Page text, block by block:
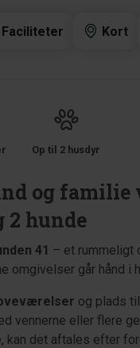
Faciliteter Kort
Op til 2 husdyr
og familie
2 hunde
41 – et rummeligt
omgivelser går hånd i
og plads
vennerne eller flere
kan det aftales efter